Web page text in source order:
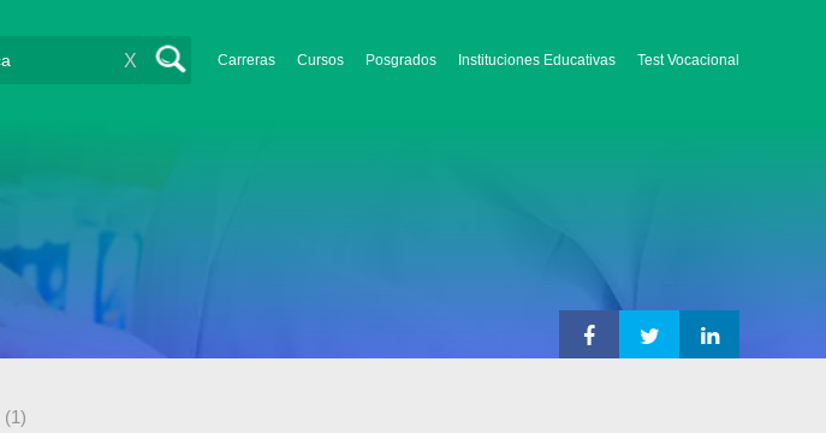
Carreras Cursos Posgrados Instituciones Educativas Test Vocacional
X
(1)